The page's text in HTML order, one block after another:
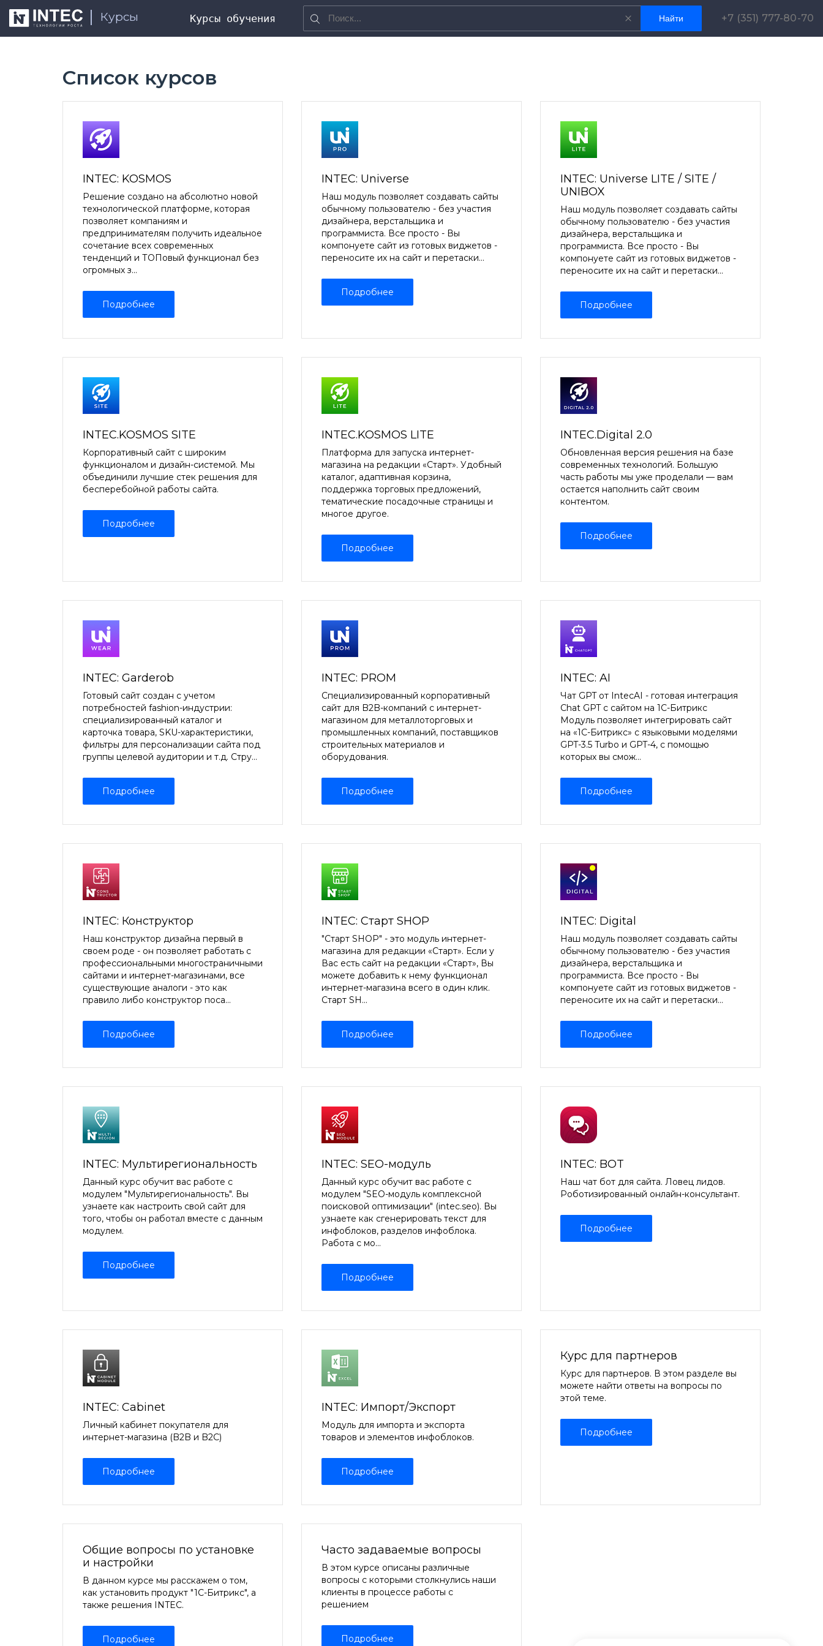
Курсы Курсы обучения +7 (351) 777-80-70
Список курсов
INTEC: KOSMOS
Решение создано на абсолютно новой
технологической платформе, которая
позволяет компаниям и
предпринимателям получить идеальное
сочетание всех современных
тенденций и ТОПовый функционал без
огромных з...
Подробнее
INTEC: Universe
Наш модуль позволяет создавать сайты
обычному пользователю - без участия
дизайнера, верстальщика и
программиста. Все просто - Вы
компонуете сайт из готовых виджетов -
переносите их на сайт и перетаски...
Подробнее
INTEC: Universe LITE / SITE /
UNIBOX
Наш модуль позволяет создавать сайты
обычному пользователю - без участия
дизайнера, верстальщика и
программиста. Все просто - Вы
компонуете сайт из готовых виджетов -
переносите их на сайт и перетаски...
Подробнее
INTEC.KOSMOS SITE
Корпоративный сайт с широким
функционалом и дизайн-системой. Мы
объединили лучшие стек решения для
бесперебойной работы сайта.
Подробнее
INTEC.KOSMOS LITE
Платформа для запуска интернет-
магазина на редакции «Старт». Удобный
каталог, адаптивная корзина,
поддержка торговых предложений,
тематические посадочные страницы и
многое другое.
Подробнее
INTEC.Digital 2.0
Обновленная версия решения на базе
современных технологий. Большую
часть работы мы уже проделали — вам
остается наполнить сайт своим
контентом.
Подробнее
INTEC: Garderob
Готовый сайт создан с учетом
потребностей fashion-индустрии:
специализированный каталог и
карточка товара, SKU-характеристики,
фильтры для персонализации сайта под
группы целевой аудитории и т.д. Стру...
Подробнее
INTEC: PROM
Специализированный корпоративный
сайт для B2B-компаний с интернет-
магазином для металлоторговых и
промышленных компаний, поставщиков
строительных материалов и
оборудования.
Подробнее
INTEC: AI
Чат GPT от IntecAI - готовая интеграция
Chat GPT с сайтом на 1С-Битрикс
Модуль позволяет интегрировать сайт
на «1С-Битрикс» с языковыми моделями
GPT-3.5 Turbo и GPT-4, с помощью
которых вы смож...
Подробнее
INTEC: Конструктор
Наш конструктор дизайна первый в
своем роде - он позволяет работать с
профессиональными многостраничными
сайтами и интернет-магазинами, все
существующие аналоги - это как
правило либо конструктор поса...
Подробнее
INTEC: Старт SHOP
"Старт SHOP" - это модуль интернет-
магазина для редакции «Старт». Если у
Вас есть сайт на редакции «Старт», Вы
можете добавить к нему функционал
интернет-магазина всего в один клик.
Старт SH...
Подробнее
INTEC: Digital
Наш модуль позволяет создавать сайты
обычному пользователю - без участия
дизайнера, верстальщика и
программиста. Все просто - Вы
компонуете сайт из готовых виджетов -
переносите их на сайт и перетаски...
Подробнее
INTEC: Мультирегиональность
Данный курс обучит вас работе с
модулем "Мультирегиональность". Вы
узнаете как настроить свой сайт для
того, чтобы он работал вместе с данным
модулем.
Подробнее
INTEC: SEO-модуль
Данный курс обучит вас работе с
модулем "SEO-модуль комплексной
поисковой оптимизации" (intec.seo). Вы
узнаете как сгенерировать текст для
инфоблоков, разделов инфоблока.
Работа с мо...
Подробнее
INTEC: BOT
Наш чат бот для сайта. Ловец лидов.
Роботизированный онлайн-консультант.
Подробнее
INTEC: Cabinet
Личный кабинет покупателя для
интернет-магазина (B2B и B2C)
Подробнее
INTEC: Импорт/Экспорт
Модуль для импорта и экспорта
товаров и элементов инфоблоков.
Подробнее
Курс для партнеров
Курс для партнеров. В этом разделе вы
можете найти ответы на вопросы по
этой теме.
Подробнее
Общие вопросы по установке
и настройки
В данном курсе мы расскажем о том,
как установить продукт "1С-Битрикс", а
также решения INTEC.
Подробнее
Часто задаваемые вопросы
В этом курсе описаны различные
вопросы с которыми столкнулись наши
клиенты в процессе работы с
решением
Подробнее